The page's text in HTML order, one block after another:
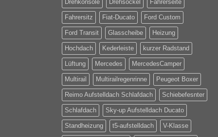
Drehkonsole Drehsockel Fahrerseite
Fahrersitz Fiat-Ducato Ford Custom
Ford Transit Glasscheibe Heizung
Hochdach Kederleiste kurzer Radstand
Lüftung Mercedes MercedesCamper
Multirail Multirailregenrinne Peugeot Boxer
Reimo Aufstelldach Schlafdach Schiebefesnter
Schlafdach Sky-up Aufstelldach Ducato
Standheizung t5-aufstelldach V-Klasse